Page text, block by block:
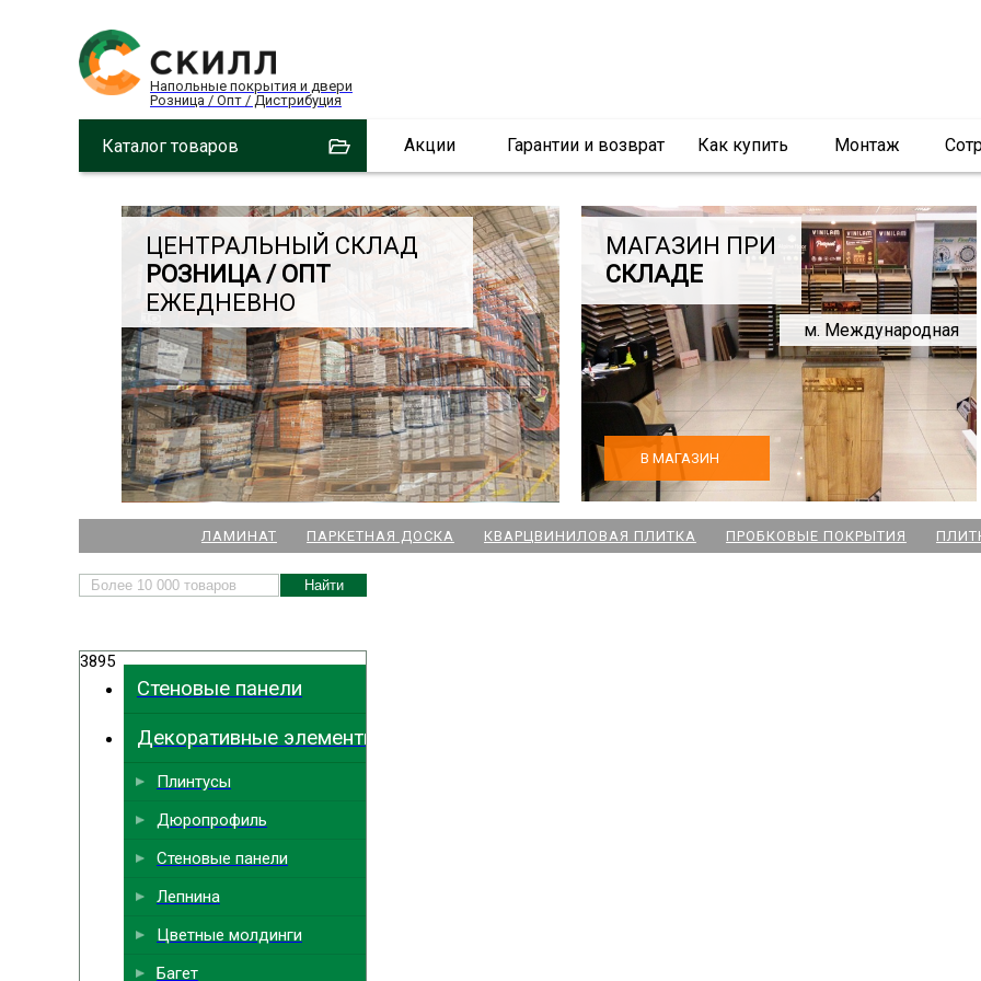
Напольные покрытия и двери
Розница / Опт / Дистрибуция
Каталог товаров Акции Гарантии и возврат Как купить Монтаж
ЦЕНТРАЛЬНЫЙ СКЛАД
РОЗНИЦА / ОПТ
ЕЖЕДНЕВНО
МАГАЗИН ПРИ
СКЛАДЕ
м. Международная
В МАГАЗИН
НАШИ МАГАЗИНЫ
Выбрать
ЛАМИНАТ ПАРКЕТНАЯ ДОСКА КВАРЦВИНИЛОВАЯ ПЛИТКА ПРОБКОВЫЕ ПОКРЫТИЯ
3895
Стеновые панели
Декоративные элементы
Плинтусы
Дюропрофиль
Стеновые панели
Лепнина
Цветные молдинги
Багет